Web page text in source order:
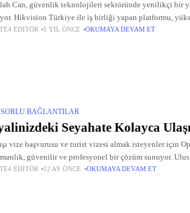
Can, güvenlik teknolojileri sektöründe yenilikçi bir
Hikvision Türkiye ile iş birliği yapan platformu,
kullanıcıların güvenliğini en üst düzeye
EDITÖR 1 YIL ÖNCE OKUMAYA DEVAM ET
BAĞLANTILAR
Seyahate Kolayca
vize başvurusu ve turist vizesi almak isteyenler için
güvenilir ve profesyonel bir çözüm sunuyor.
uzmanlaşmış bu merkez, her başvuru sahibine özel
EDITÖR 12 AY ÖNCE OKUMAYA DEVAM ET